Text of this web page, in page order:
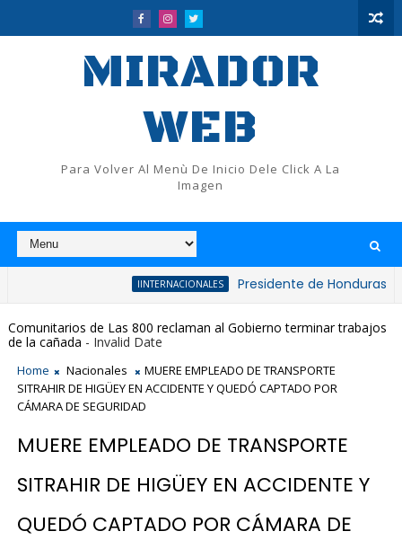
MIRADOR
WEB
Para Volver Al Menù De Inicio Dele Click A La
Imagen
IINTERNACIONALES Presidente de Honduras reconoce
Comunitarios de Las 800 reclaman al Gobierno terminar trabajos
de la cañada - Invalid Date
Home Nacionales
MUERE EMPLEADO DE TRANSPORTE
SITRAHIR DE HIGÜEY EN ACCIDENTE Y QUEDÓ CAPTADO POR
CÁMARA DE SEGURIDAD
MUERE EMPLEADO DE TRANSPORTE
SITRAHIR DE HIGÜEY EN ACCIDENTE Y
QUEDÓ CAPTADO POR CÁMARA DE